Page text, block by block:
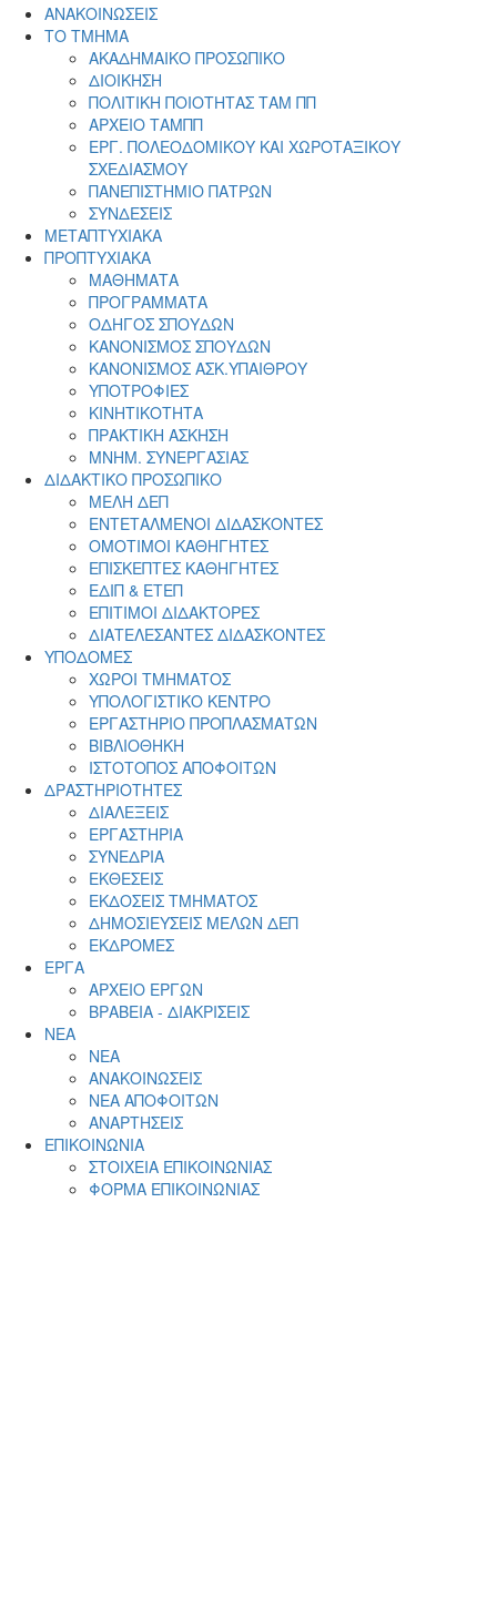
ΑΝΑΚΟΙΝΩΣΕΙΣ
ΤΟ ΤΜΗΜΑ
ΑΚΑΔΗΜΑΙΚΟ ΠΡΟΣΩΠΙΚΟ
ΔΙΟΙΚΗΣΗ
ΠΟΛΙΤΙΚΗ ΠΟΙΟΤΗΤΑΣ ΤΑΜ ΠΠ
ΑΡΧΕΙΟ ΤΑΜΠΠ
ΕΡΓ. ΠΟΛΕΟΔΟΜΙΚΟΥ ΚΑΙ ΧΩΡΟΤΑΞΙΚΟΥ
ΣΧΕΔΙΑΣΜΟΥ
ΠΑΝΕΠΙΣΤΗΜΙΟ ΠΑΤΡΩΝ
ΣΥΝΔΕΣΕΙΣ
ΜΕΤΑΠΤΥΧΙΑΚΑ
ΠΡΟΠΤΥΧΙΑΚΑ
ΜΑΘΗΜΑΤΑ
ΠΡΟΓΡΑΜΜΑΤΑ
ΟΔΗΓΟΣ ΣΠΟΥΔΩΝ
ΚΑΝΟΝΙΣΜΟΣ ΣΠΟΥΔΩΝ
ΚΑΝΟΝΙΣΜΟΣ ΑΣΚ.ΥΠΑΙΘΡΟΥ
ΥΠΟΤΡΟΦΙΕΣ
ΚΙΝΗΤΙΚΟΤΗΤΑ
ΠΡΑΚΤΙΚΗ ΑΣΚΗΣΗ
ΜΝΗΜ. ΣΥΝΕΡΓΑΣΙΑΣ
ΔΙΔΑΚΤΙΚΟ ΠΡΟΣΩΠΙΚΟ
ΜΕΛΗ ΔΕΠ
ΕΝΤΕΤΑΛΜΕΝΟΙ ΔΙΔΑΣΚΟΝΤΕΣ
ΟΜΟΤΙΜΟΙ ΚΑΘΗΓΗΤΕΣ
ΕΠΙΣΚΕΠΤΕΣ ΚΑΘΗΓΗΤΕΣ
ΕΔΙΠ & ΕΤΕΠ
ΕΠΙΤΙΜΟΙ ΔΙΔΑΚΤΟΡΕΣ
ΔΙΑΤΕΛΕΣΑΝΤΕΣ ΔΙΔΑΣΚΟΝΤΕΣ
ΥΠΟΔΟΜΕΣ
ΧΩΡΟΙ ΤΜΗΜΑΤΟΣ
ΥΠΟΛΟΓΙΣΤΙΚΟ ΚΕΝΤΡΟ
ΕΡΓΑΣΤΗΡΙΟ ΠΡΟΠΛΑΣΜΑΤΩΝ
ΒΙΒΛΙΟΘΗΚΗ
ΙΣΤΟΤΟΠΟΣ ΑΠΟΦΟΙΤΩΝ
ΔΡΑΣΤΗΡΙΟΤΗΤΕΣ
ΔΙΑΛΕΞΕΙΣ
ΕΡΓΑΣΤΗΡΙΑ
ΣΥΝΕΔΡΙΑ
ΕΚΘΕΣΕΙΣ
ΕΚΔΟΣΕΙΣ ΤΜΗΜΑΤΟΣ
ΔΗΜΟΣΙΕΥΣΕΙΣ ΜΕΛΩΝ ΔΕΠ
ΕΚΔΡΟΜΕΣ
ΕΡΓΑ
ΑΡΧΕΙΟ ΕΡΓΩΝ
ΒΡΑΒΕΙΑ - ΔΙΑΚΡΙΣΕΙΣ
ΝΕΑ
ΝΕΑ
ΑΝΑΚΟΙΝΩΣΕΙΣ
ΝΕΑ ΑΠΟΦΟΙΤΩΝ
ΑΝΑΡΤΗΣΕΙΣ
ΕΠΙΚΟΙΝΩΝΙΑ
ΣΤΟΙΧΕΙΑ ΕΠΙΚΟΙΝΩΝΙΑΣ
ΦΟΡΜΑ ΕΠΙΚΟΙΝΩΝΙΑΣ